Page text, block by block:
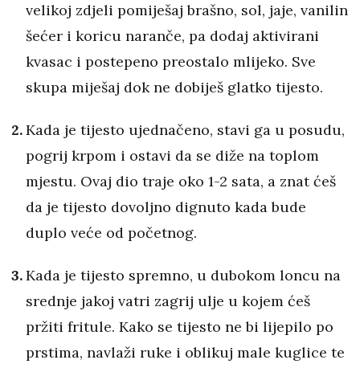
velikoj zdjeli pomiješaj brašno, sol, jaje, vanilin
šećer i koricu naranče, pa dodaj aktivirani
kvasac i postepeno preostalo mlijeko. Sve
skupa miješaj dok ne dobiješ glatko tijesto.
Kada je tijesto ujednačeno, stavi ga u posudu,
pogrij krpom i ostavi da se diže na toplom
mjestu. Ovaj dio traje oko 1-2 sata, a znat ćeš
da je tijesto dovoljno dignuto kada bude
duplo veće od početnog.
Kada je tijesto spremno, u dubokom loncu na
srednje jakoj vatri zagrij ulje u kojem ćeš
pržiti fritule. Kako se tijesto ne bi lijepilo po
prstima, navlaži ruke i oblikuj male kuglice te